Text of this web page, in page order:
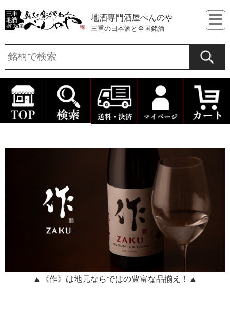
地酒専門酒屋べんのや
三重の日本酒と全国銘酒
▲《作》は地元ならではの豊富な品揃え！▲